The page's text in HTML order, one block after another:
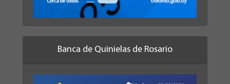
Banca de Quinielas de Rosario